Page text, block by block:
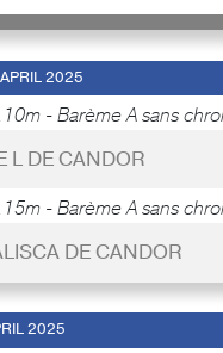
2025
- Barème A sans
L DE CANDOR
- Barème A sans
DE CANDOR
2025